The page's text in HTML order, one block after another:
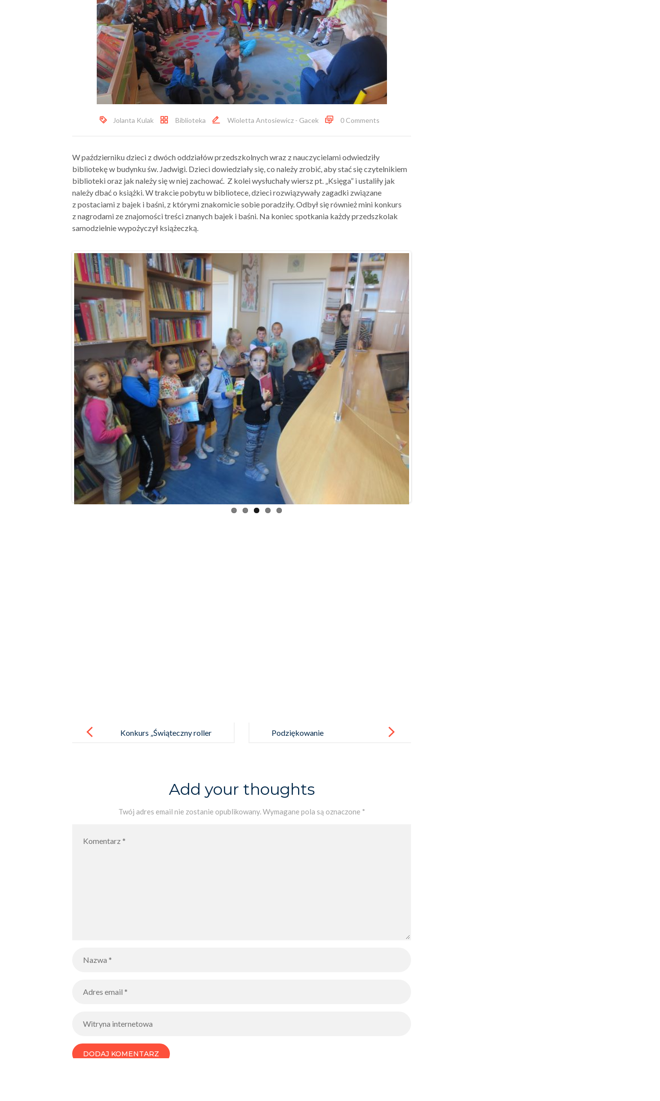
Jolanta Kulak Biblioteka Wioletta Antosiewicz - Gacek 0 Comments
W październiku dzieci z dwóch oddziałów przedszkolnych wraz z nauczycielami odwiedziły
bibliotekę w budynku św. Jadwigi. Dzieci dowiedziały się, co należy zrobić, aby stać się czytelnikiem
biblioteki oraz jak należy się w niej zachować. Z kolei wysłuchały wiersz pt. „Księga” i ustaliły jak
należy dbać o książki. W trakcie pobytu w bibliotece, dzieci rozwiązywały zagadki związane
z postaciami z bajek i baśni, z którymi znakomicie sobie poradziły. Odbył się również mini konkurs
z nagrodami ze znajomości treści znanych bajek i baśni. Na koniec spotkania każdy przedszkolak
samodzielnie wypożyczył książeczką.
navigation
Konkurs „Świąteczny roller
Podziękowanie
Add your thoughts
Twój adres email nie zostanie opublikowany.Wymagane pola są oznaczone *